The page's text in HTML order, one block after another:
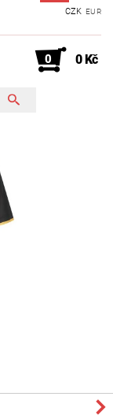
CZK EUR
0 0 Kč